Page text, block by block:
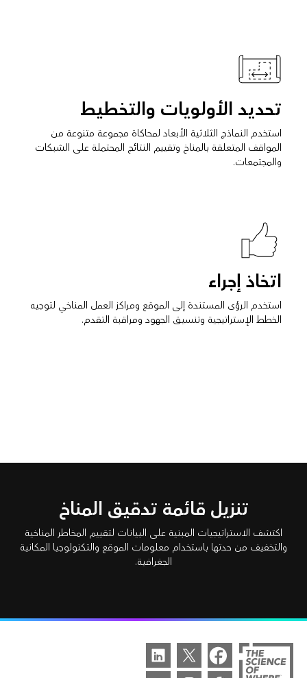
تحديد الأولويات والتخطيط
استخدم النماذج الثلاثية الأبعاد لمحاكاة مجموعة متنوعة من
المواقف المتعلقة بالمناخ وتقييم النتائج المحتملة على الشبكات
والمجتمعات.
اتخاذ إجراء
استخدم الرؤى المستندة إلى الموقع ومراكز العمل المناخي لتوجيه
الخطط الإستراتيجية وتنسيق الجهود ومراقبة التقدم.
تنزيل قائمة تدقيق المناخ
اكتشف الاستراتيجيات المبنية على البيانات لتقييم المخاطر المناخية
والتخفيف من حدتها باستخدام معلومات الموقع والتكنولوجيا المكانية
الجغرافية.